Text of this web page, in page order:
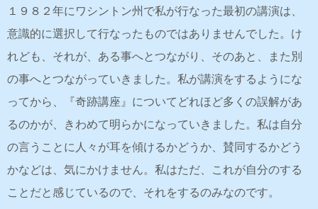
１９８２年にワシントン州で私が行なった最初の講演は、
意識的に選択して行なったものではありませんでした。け
れども、それが、ある事へとつながり、そのあと、また別
の事へとつながっていきました。私が講演をするようにな
ってから、『奇跡講座』についてどれほど多くの誤解があ
るのかが、きわめて明らかになっていきました。私は自分
の言うことに人々が耳を傾けるかどうか、賛同するかどう
かなどは、気にかけません。私はただ、これが自分のする
ことだと感じているので、それをするのみなのです。